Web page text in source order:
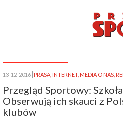
13-12-2016 PRASA INTERNET, MEDIA O NAS
Przegląd Sportowy:
Obserwują ich skauci z
klubów